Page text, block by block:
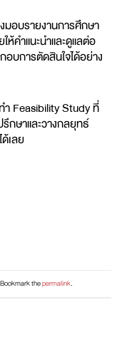
มอบรายงานการศึกษา
ห้คำแนะนำและดูแลต่อ
อบการตัดสินใจได้อย่าง
ำ Feasibility Studyที่
กษาและวางกลยุทธ์
เลย
thepermalink.